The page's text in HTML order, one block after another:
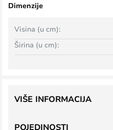
Dimenzije
Širina (u cm):
Visina (u cm):
POJEDINOSTI
VIŠE INFORMACIJA